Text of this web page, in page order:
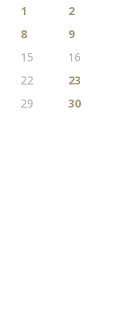
1
2
8
9
15
16
22
23
29
30